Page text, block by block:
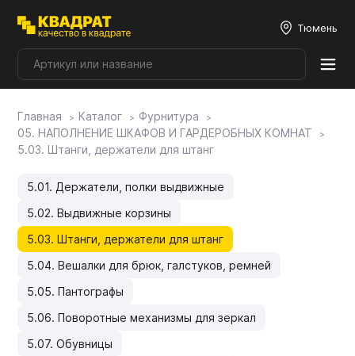
Тюмень
Плитные материалы
Столешницы
Мой ЭГГЕР
Фасады
Главная Каталог
Фурнитура
05. НАПОЛНЕНИЕ ШКАФОВ И ГАРДЕРОБНЫХ КОМНАТ
5.03. Штанги, держатели для штанг
5.01. Держатели, полки выдвижные
5.02. Выдвижные корзины
5.03. Штанги, держатели для штанг
5.04. Вешалки для брюк, галстуков, ремней
5.05. Пантографы
5.06. Поворотные механизмы для зеркал
5.07. Обувницы